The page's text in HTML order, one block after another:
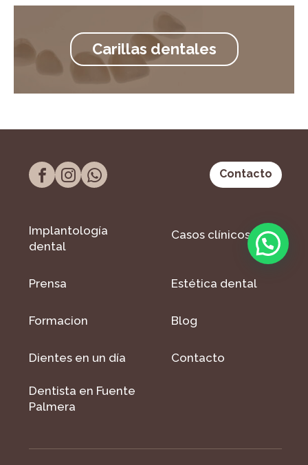
Carillas dentales
Contacto
Implantología
dental
Casos clínicos
Prensa Estética dental
Formacion Blog
Dientes en un día Contacto
Dentista en Fuente
Palmera